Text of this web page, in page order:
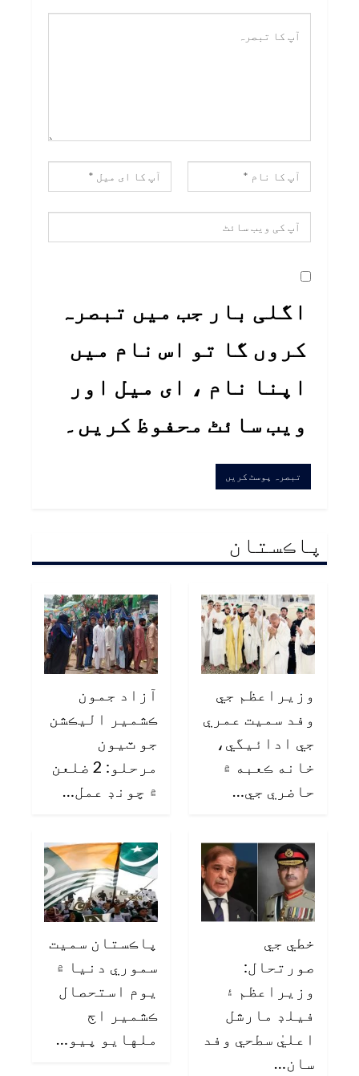
اگلی بار جب میں تبصرہ
کروں گا تو اس نام میں
اپنا نام ، ای میل اور
ویب سائٹ محفوظ کریں۔
پاڪستان
وزيراعظم جي
وفد سميت عمري
جي ادائيگي،
خانه ڪعبه ۾
حاضري جي…
آزاد جمون
ڪشمير اليڪشن
جو ٽيون
مرحلو: 2 ضلعن
۾ چونڊ عمل…
خطي جي
صورتحال:
وزيراعظم ۽
فيلڊ مارشل
اعليٰ سطحي وفد
سان…
پاڪستان سميت
سموري دنيا ۾
يوم استحصال
ڪشمير اڄ
ملهايو پيو…